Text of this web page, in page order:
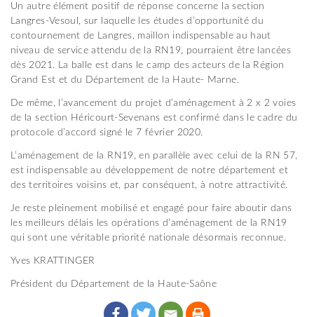
Un autre élément positif de réponse concerne la section
Langres-Vesoul, sur laquelle les études d’opportunité du
contournement de Langres, maillon indispensable au haut
niveau de service attendu de la RN19, pourraient être lancées
dès 2021. La balle est dans le camp des acteurs de la Région
Grand Est et du Département de la Haute- Marne.
De même, l’avancement du projet d’aménagement à 2 x 2 voies
de la section Héricourt-Sevenans est confirmé dans le cadre du
protocole d’accord signé le 7 février 2020.
L’aménagement de la RN19, en parallèle avec celui de la RN 57,
est indispensable au développement de notre département et
des territoires voisins et, par conséquent, à notre attractivité.
Je reste pleinement mobilisé et engagé pour faire aboutir dans
les meilleurs délais les opérations d’aménagement de la RN19
qui sont une véritable priorité nationale désormais reconnue.
Yves KRATTINGER
Président du Département de la Haute-Saône